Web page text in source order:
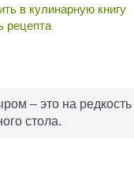
в кулинарную книгу
рецепта
– это на редкость
стола.